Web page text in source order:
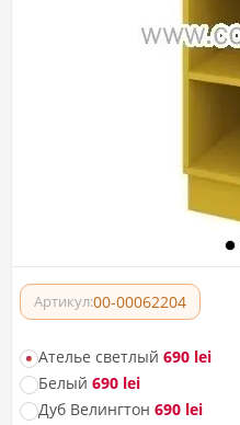
Артикул:00-00062204
Ателье светлый 690 lei
Белый 690 lei
Дуб Велингтон 690 lei